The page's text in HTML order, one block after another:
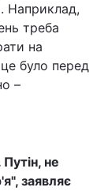
Наприклад,
треба
на
це було перед
–
не
заявляє